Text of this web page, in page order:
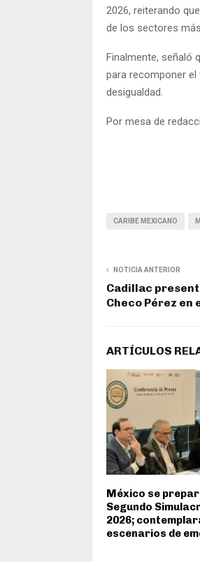
2026, reiterando
de los sectores
Finalmente, señaló
para recomponer el
desigualdad.
Por mesa de
CARIBE MEXICANO
NOTICIA ANTERIOR
Cadillac
Checo Pérez en
ARTÍCULOS
México se
Segundo
2026;
escenarios de